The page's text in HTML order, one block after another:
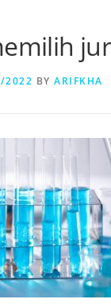
2022 BY ARIFKHA